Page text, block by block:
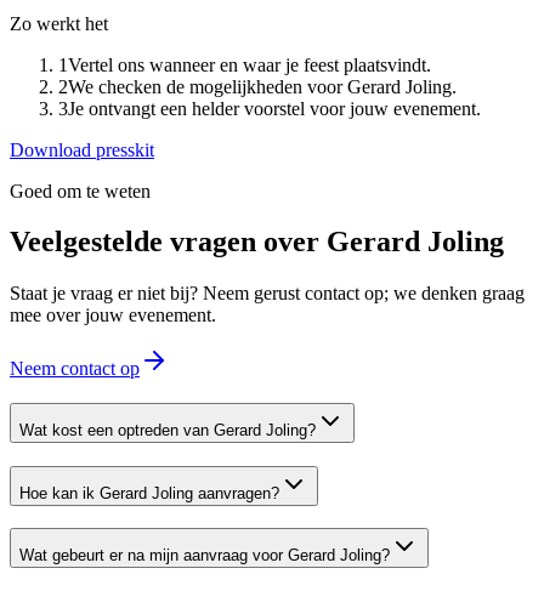
Zo werkt het
1Vertel ons wanneer en waar je feest plaatsvindt.
2We checken de mogelijkheden voor Gerard Joling.
3Je ontvangt een helder voorstel voor jouw evenement.
Download presskit
Goed om te weten
Veelgestelde vragen over Gerard Joling
Staat je vraag er niet bij? Neem gerust contact op; we denken graag
mee over jouw evenement.
Neem contact op
Wat kost een optreden van Gerard Joling?
Hoe kan ik Gerard Joling aanvragen?
Wat gebeurt er na mijn aanvraag voor Gerard Joling?